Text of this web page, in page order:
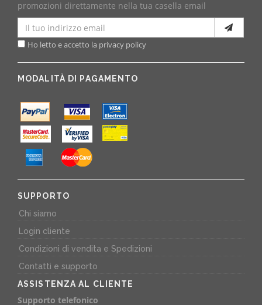
promozioni direttamente nella tua casella email
Ho letto e accetto la privacy policy
MODALITÀ DI PAGAMENTO
SUPPORTO
Chi siamo
Login cliente
Condizioni di vendita e Spedizioni
Contatti e supporto
ASSISTENZA AL CLIENTE
Supporto telefonico